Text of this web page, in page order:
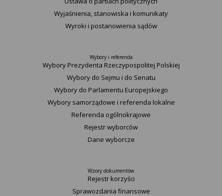
Wyjaśnienia, stanowiska i komunikaty
Wyroki i postanowienia sądów
Wybory i referenda
Wybory Prezydenta Rzeczypospolitej Polskiej
Wybory do Sejmu i do Senatu
Wybory do Parlamentu Europejskiego
Wybory samorządowe i referenda lokalne
Referenda ogólnokrajowe
Rejestr wyborców
Dane wyborcze
Wzory dokumentów
Rejestr korzyści
Sprawozdania finansowe